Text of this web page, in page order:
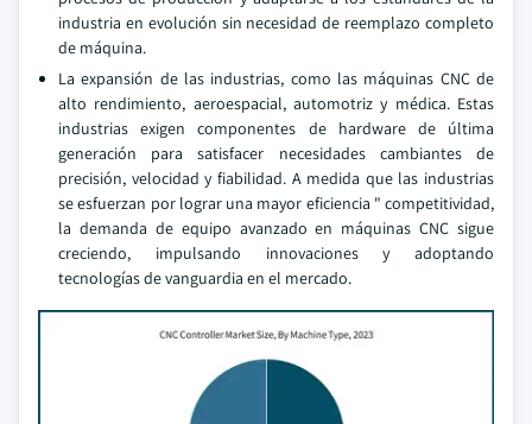
industria en evolución sin necesidad de reemplazo completo
de máquina.
La expansión de las industrias, como las máquinas CNC de
alto rendimiento, aeroespacial, automotriz y médica. Estas
industrias exigen componentes de hardware de última
generación para satisfacer necesidades cambiantes de
precisión, velocidad y fiabilidad. A medida que las industrias
se esfuerzan por lograr una mayor eficiencia " competitividad,
la demanda de equipo avanzado en máquinas CNC sigue
creciendo, impulsando innovaciones y adoptando
tecnologías de vanguardia en el mercado.